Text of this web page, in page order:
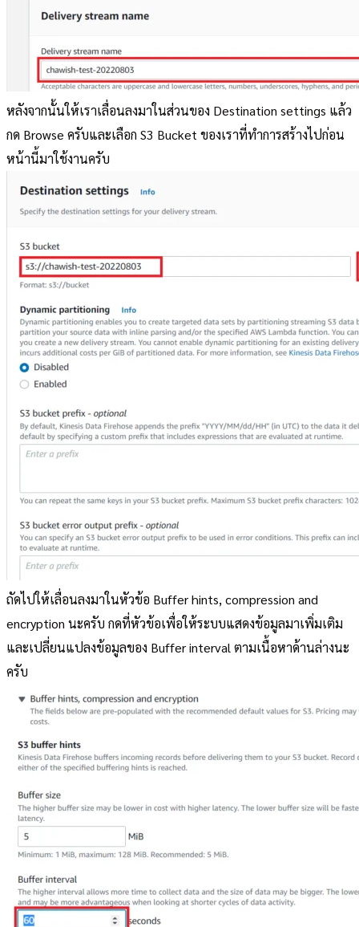
หลังจากนั้นให้เราเลื่อนลงมาในส่วนของ Destination settings แล้ว
กด Browse ครับและเลือก S3 Bucket ของเราที่ทำการสร้างไปก่อน
หน้านี้มาใช้งานครับ
ถัดไปให้เลื่อนลงมาในหัวข้อ Buffer hints, compression and
encryption นะครับ กดที่หัวข้อเพื่อให้ระบบแสดงข้อมูลมาเพิ่มเติม
และเปลี่ยนแปลงข้อมูลของ Buffer interval ตามเนื้อหาด้านล่างนะ
ครับ